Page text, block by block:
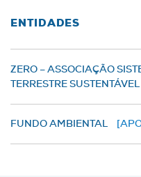
ENTIDADES
ZERO – ASSOCIAÇÃO
TERRESTRE SUSTENTÁVEL
FUNDO AMBIENTAL